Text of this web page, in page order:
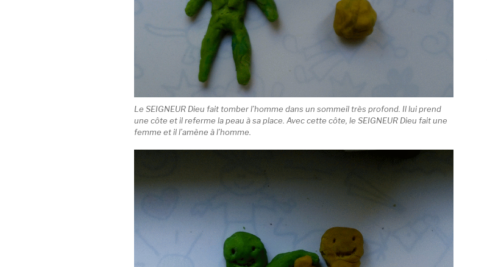
Le SEIGNEUR Dieu fait tomber l’homme dans un sommeil très profond. Il lui prend
une côte et il referme la peau à sa place. Avec cette côte, le SEIGNEUR Dieu fait une
femme et il l’amène à l’homme.